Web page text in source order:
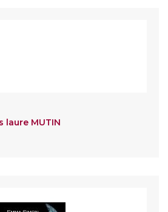
laure MUTIN